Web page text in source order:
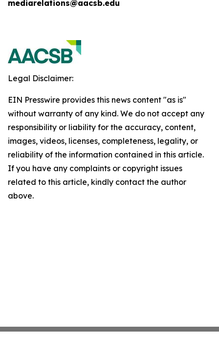
mediarelations@aacsb.edu
Legal Disclaimer:
EIN Presswire provides this news content "as is"
without warranty of any kind. We do not accept any
responsibility or liability for the accuracy, content,
images, videos, licenses, completeness, legality, or
reliability of the information contained in this article.
If you have any complaints or copyright issues
related to this article, kindly contact the author
above.